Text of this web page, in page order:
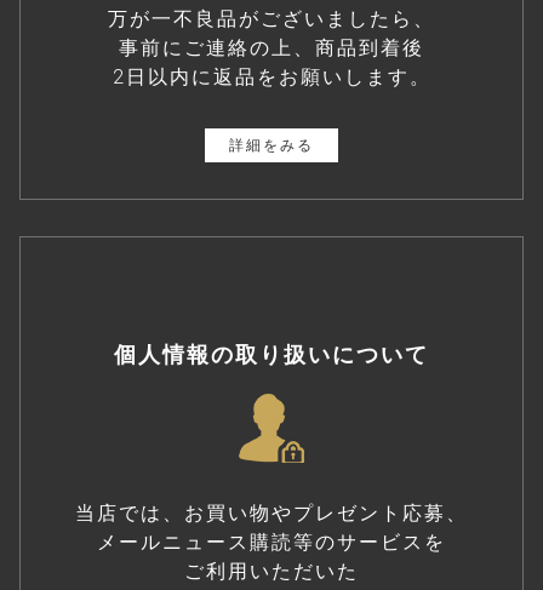
万が一不良品がございましたら、
事前にご連絡の上、商品到着後
2日以内に返品をお願いします。
詳細をみる
個人情報の取り扱いについて
当店では、お買い物やプレゼント応募、
メールニュース購読等のサービスを
ご利用いただいた